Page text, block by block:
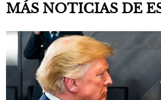
MÁS NOTICIAS DE